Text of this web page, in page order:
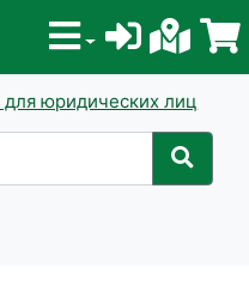
юридических лиц